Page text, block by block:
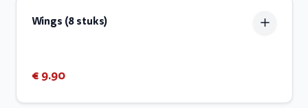
Wings (8 stuks)
€ 9.90